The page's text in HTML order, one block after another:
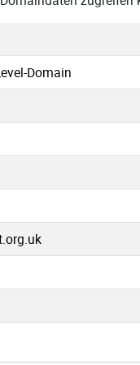
Domain